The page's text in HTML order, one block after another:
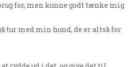
for, men kunne godt tænke mig
tur med min hund, de er altså for